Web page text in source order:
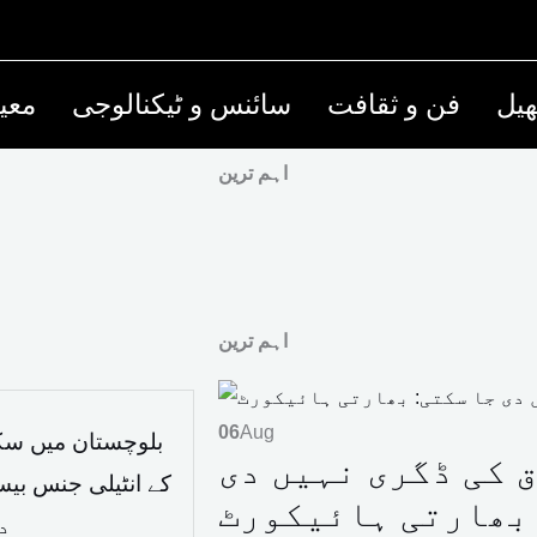
سائنس و ٹیکنالوجی فن و ثقافت
اہم ترین
بلوچستان میں
اہم ترین
06Aug
کی ڈگری نہیں دی
ہائیکورٹ